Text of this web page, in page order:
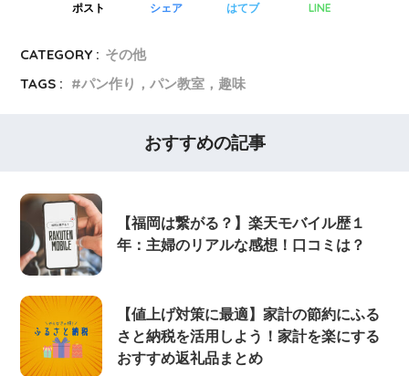
ポスト シェア はてブ LINE
CATEGORY : その他
TAGS :
パン作り，パン教室，趣味
おすすめの記事
【福岡は繋がる？】楽天モバイル歴１
年：主婦のリアルな感想！口コミは？
【値上げ対策に最適】家計の節約にふる
さと納税を活用しよう！家計を楽にする
おすすめ返礼品まとめ